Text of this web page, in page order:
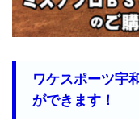
ワケスポーツ宇
ができます！